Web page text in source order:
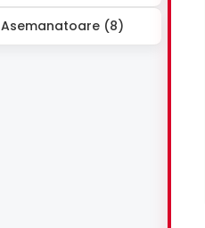
Asemanatoare (8)